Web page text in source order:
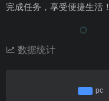
完成任务，享受便捷生活！
数据统计